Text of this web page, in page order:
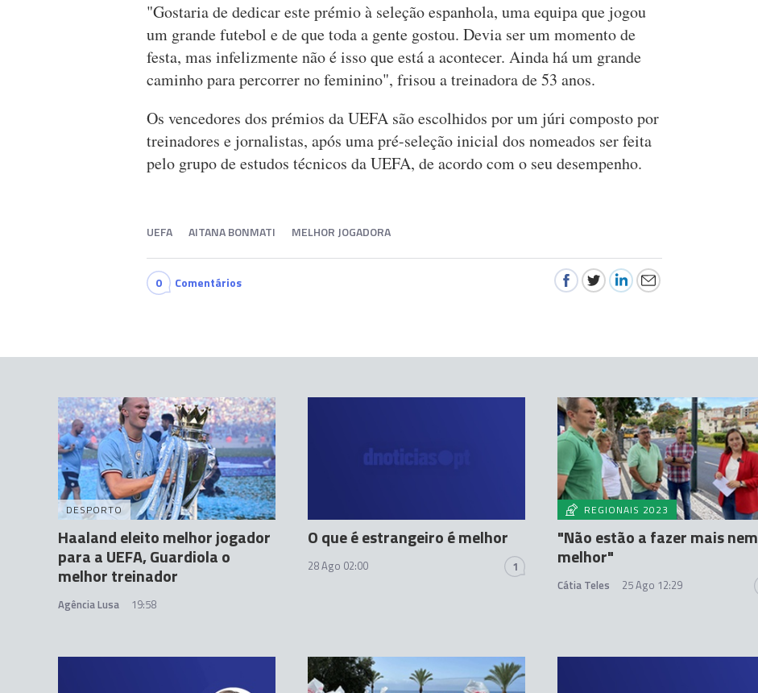
"Gostaria de dedicar este prémio à seleção espanhola, uma equipa que jogou
um grande futebol e de que toda a gente gostou. Devia ser um momento de
festa, mas infelizmente não é isso que está a acontecer. Ainda há um grande
caminho para percorrer no feminino", frisou a treinadora de 53 anos.
Os vencedores dos prémios da UEFA são escolhidos por um júri composto por
treinadores e jornalistas, após uma pré-seleção inicial dos nomeados ser feita
pelo grupo de estudos técnicos da UEFA, de acordo com o seu desempenho.
UEFA AITANA BONMATI MELHOR JOGADORA
0 Comentários
DESPORTO
Haaland eleito melhor jogador
para a UEFA, Guardiola o
melhor treinador
Agência Lusa 19:58
O que é estrangeiro é melhor
28 Ago 02:00 1
REGIONAIS 2023
"Não estão a fazer mais nem
melhor"
Cátia Teles 25 Ago 12:29